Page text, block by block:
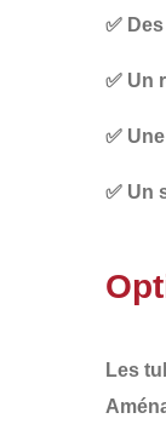
✅
✅ Un
✅
✅ Un
Les